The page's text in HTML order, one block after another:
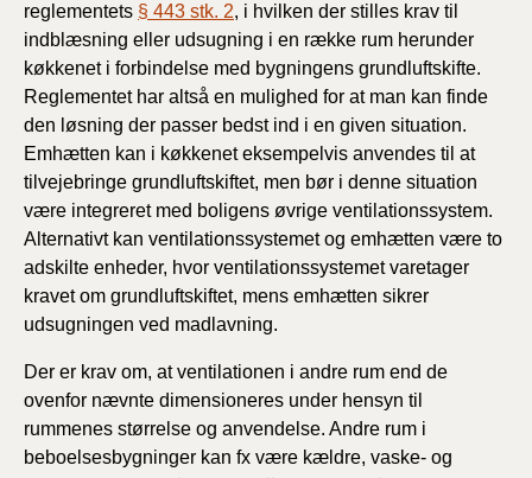
reglementets § 443 stk. 2, i hvilken der stilles krav til
indblæsning eller udsugning i en række rum herunder
køkkenet i forbindelse med bygningens grundluftskifte.
Reglementet har altså en mulighed for at man kan finde
den løsning der passer bedst ind i en given situation.
Emhætten kan i køkkenet eksempelvis anvendes til at
tilvejebringe grundluftskiftet, men bør i denne situation
være integreret med boligens øvrige ventilationssystem.
Alternativt kan ventilationssystemet og emhætten være to
adskilte enheder, hvor ventilationssystemet varetager
kravet om grundluftskiftet, mens emhætten sikrer
udsugningen ved madlavning.
Der er krav om, at ventilationen i andre rum end de
ovenfor nævnte dimensioneres under hensyn til
rummenes størrelse og anvendelse. Andre rum i
beboelsesbygninger kan fx være kældre, vaske- og